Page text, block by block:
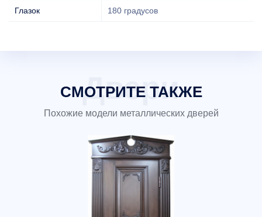
Глазок 180 градусов
СМОТРИТЕ ТАКЖЕ
Похожие модели металлических дверей